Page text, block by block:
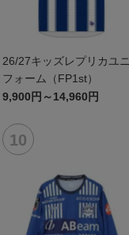
26/27キッズレプリカユニ
フォーム（FP1st）
9,900円～14,960円